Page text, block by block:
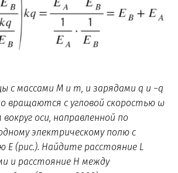
с массами M и m, и зарядами q и −q
вращаются с угловой скоростью ω
оси, направленной по
электрическому полю с
E (рис.). Найдите расстояние L
и расстояние H между